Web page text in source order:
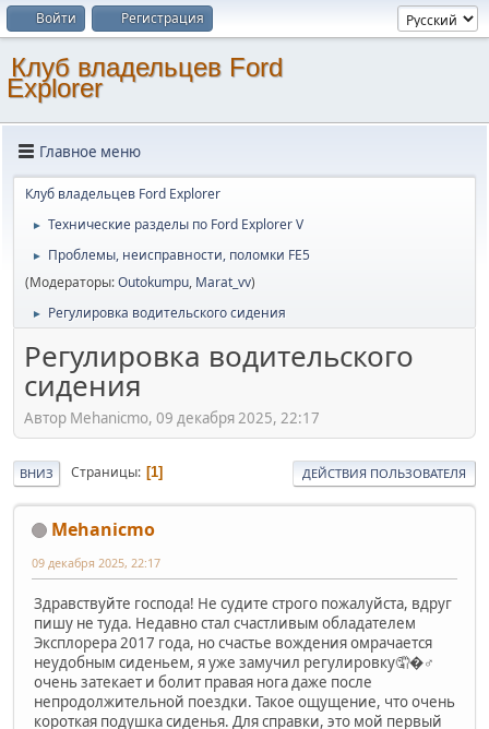
Войти Регистрация
Клуб владельцев Ford
Explorer
Главное меню
Клуб владельцев Ford Explorer
► Технические разделы по Ford Explorer V
►
Проблемы, неисправности, поломки FE5
(Модераторы:Outokumpu, Marat_vv)
► Регулировка водительского сидения
Регулировка водительского
сидения
Автор Mehanicmo, 09 декабря 2025, 22:17
ВНИЗ Страницы 1 ДЕЙСТВИЯ ПОЛЬЗОВАТЕЛЯ
Mehanicmo
09 декабря 2025, 22:17
Здравствуйте господа! Не судите строго пожалуйста, вдруг
пишу не туда. Недавно стал счастливым обладателем
Эксплорера 2017 года, но счастье вождения омрачается
неудобным сиденьем, я уже замучил регулировку🤦�♂️
очень затекает и болит правая нога даже после
непродолжительной поездки. Такое ощущение, что очень
короткая подушка сиденья. Для справки, это мой первый